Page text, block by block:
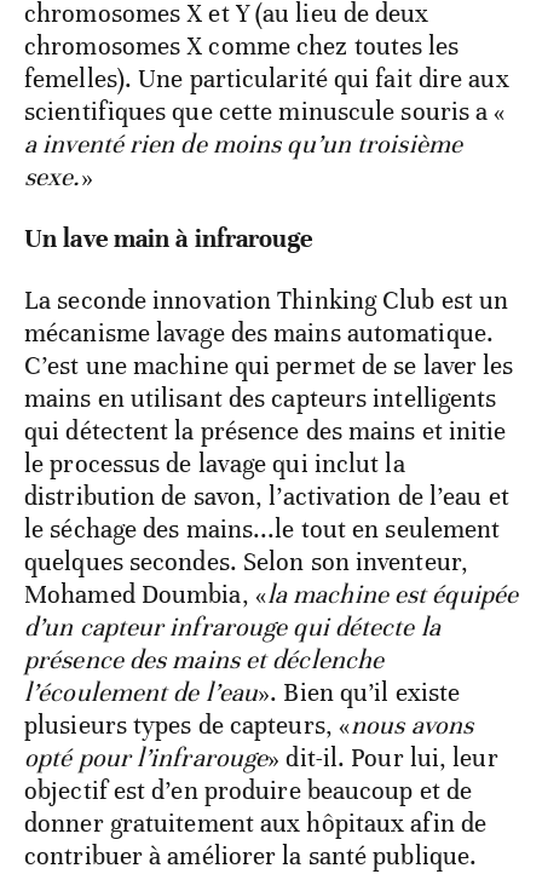
chromosomes X et Y (au lieu de deux
chromosomes X comme chez toutes les
femelles). Une particularité qui fait dire aux
scientifiques que cette minuscule souris a «
a inventé rien de moins qu’un troisième
sexe.»
Un lave main à infrarouge
La seconde innovation Thinking Club est un
mécanisme lavage des mains automatique.
C’est une machine qui permet de se laver les
mains en utilisant des capteurs intelligents
qui détectent la présence des mains et initie
le processus de lavage qui inclut la
distribution de savon, l’activation de l’eau et
le séchage des mains...le tout en seulement
quelques secondes. Selon son inventeur,
Mohamed Doumbia, «la machine est équipée
d’un capteur infrarouge qui détecte la
présence des mains et déclenche
l’écoulement de l’eau». Bien qu’il existe
plusieurs types de capteurs, «nous avons
opté pour l’infrarouge» dit-il. Pour lui, leur
objectif est d’en produire beaucoup et de
donner gratuitement aux hôpitaux afin de
contribuer à améliorer la santé publique.